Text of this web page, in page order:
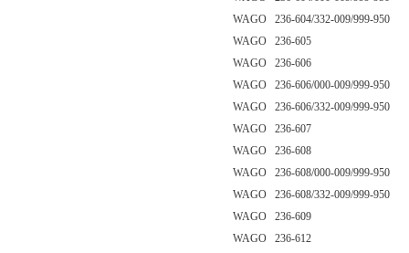
WAGO 236-604/332-009/999-950
WAGO 236-605
WAGO 236-606
WAGO 236-606/000-009/999-950
WAGO 236-606/332-009/999-950
WAGO 236-607
WAGO 236-608
WAGO 236-608/000-009/999-950
WAGO 236-608/332-009/999-950
WAGO 236-609
WAGO 236-612